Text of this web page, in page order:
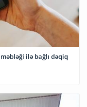
ilə bağlı dəqiq